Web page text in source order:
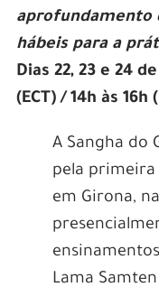
aprofundamento
hábeis para a
Dias 22, 23 e 24
(ECT) / 14h às 16h
A Sangha do
pela
em Girona,
Lama